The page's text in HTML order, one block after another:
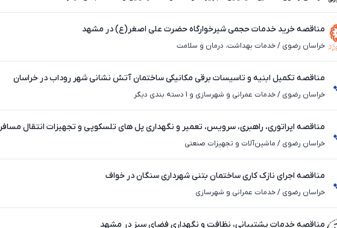
مناقصه خرید خدمات حجمی شیرخوارگاه حضرت علی اصغر(ع) در مشهد
خراسان رضوی /خدمات بهداشت، درمان و سلامت
مناقصه تکمیل ابنیه و تاسیسات برقی مکانیکی ساختمان آتش نشانی شهر روداب در خراسان
رضوی
خراسان رضوی /خدمات عمرانی و شهرسازی و 1 دسته بندی دیگر
مناقصه اپراتوری، راهبری، سرویس، تعمیر و نگهداری پل های تلسکوپی و تجهیزات انتقال مسافر
در مشهد
خراسان رضوی / ماشین‌آلات و تجهیزات صنعتی
مناقصه اجرای نازک کاری ساختمان بتنی شهرداری سنگان در خواف
خراسان رضوی /خدمات عمرانی و شهرسازی
مناقصه خدمات پشتیبانی، نظافت و نگهداری فضای سبز در مشهد